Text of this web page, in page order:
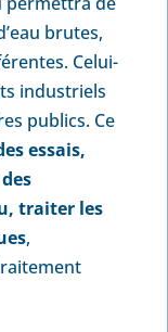
brutes,
Celui-
industriels
publics. Ce
essais,
traiter les
,